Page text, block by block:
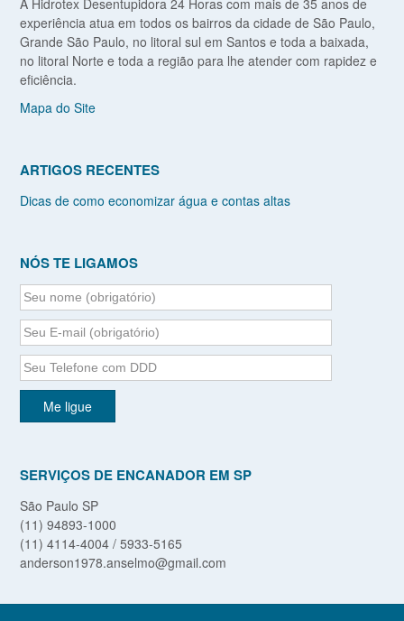
A Hidrotex Desentupidora 24 Horas com mais de 35 anos de
experiência atua em todos os bairros da cidade de São Paulo,
Grande São Paulo, no litoral sul em Santos e toda a baixada,
no litoral Norte e toda a região para lhe atender com rapidez e
eficiência.
Mapa do Site
ARTIGOS RECENTES
Dicas de como economizar água e contas altas
NÓS TE LIGAMOS
SERVIÇOS DE ENCANADOR EM SP
São Paulo SP
(11) 94893-1000
(11) 4114-4004 / 5933-5165
anderson1978.anselmo@gmail.com